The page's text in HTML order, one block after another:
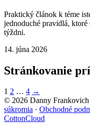
Praktický článok k téme
jednoduché pravidlá,
týždni.
14. júna 2026
Stránkovanie
1 2 … 4 →
© 2026 Danny
súkromia · Obchodné
CottonCloud